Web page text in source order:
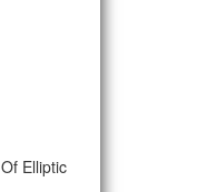
Elliptic